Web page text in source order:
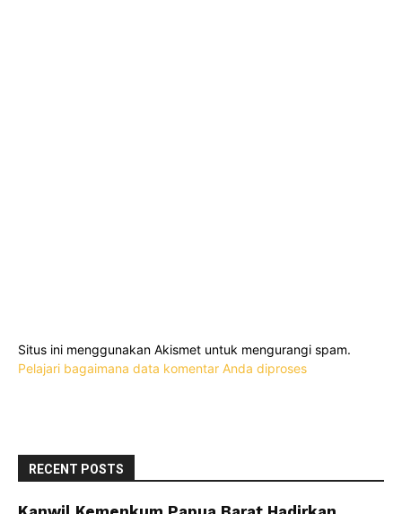
Situs ini menggunakan Akismet untuk mengurangi spam.
Pelajari bagaimana data komentar Anda diproses
RECENT POSTS